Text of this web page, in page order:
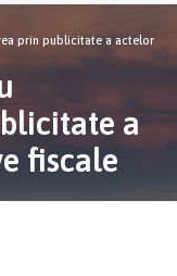
prin publicitate a actelor
a
fiscale